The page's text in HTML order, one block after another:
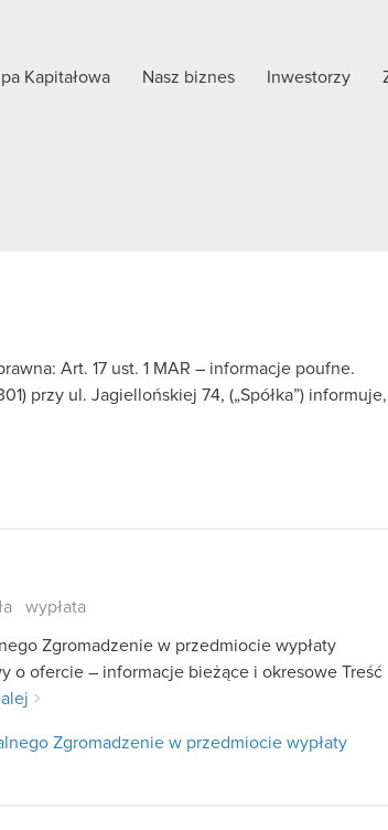
Kapitałowa Nasz biznes Inwestorzy
Art. 17 ust. 1 MAR – informacje poufne.
przy ul. Jagiellońskiej 74, („Spółka”) informuje,
wypłata
Zgromadzenie w przedmiocie wypłaty
o ofercie – informacje bieżące i okresowe Treść
Zgromadzenie w przedmiocie wypłaty